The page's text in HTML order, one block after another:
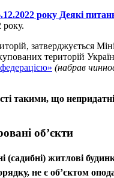
року Деякі
року.
затверджується
територій
(набрав
такими, що
об’єкти
(садибні) житлові
не є об’єктом